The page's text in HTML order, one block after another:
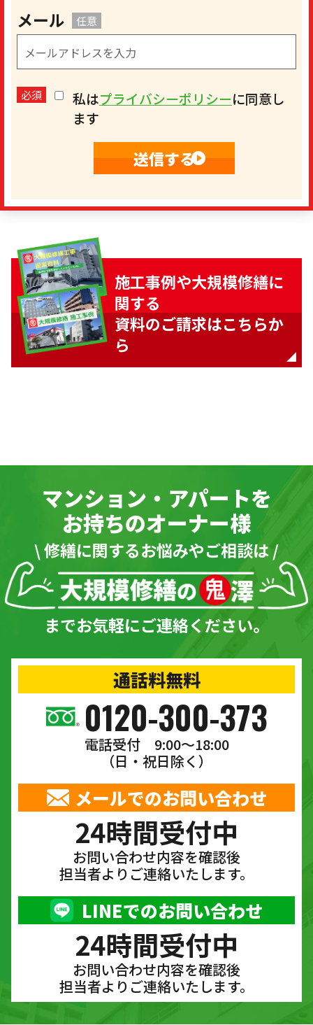
メール 任意
必須 私はプライバシーポリシーに同意し
ます
施工事例や大規模修繕に
関する
資料のご請求はこちらか
ら
マンション・アパートを
お持ちのオーナー様
\ 修繕に関するお悩みやご相談は /
までお気軽にご連絡ください。
通話料無料
0120-300-373
電話受付 9:00〜18:00
（日・祝日除く）
メールでのお問い合わせ
24時間受付中
お問い合わせ内容を確認後
担当者よりご連絡いたします。
LINEでのお問い合わせ
24時間受付中
お問い合わせ内容を確認後
担当者よりご連絡いたします。